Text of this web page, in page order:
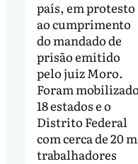
país, em protesto
ao cumprimento
do mandado de
prisão emitido
pelo juiz Moro.
Foram
18 estados e o
Distrito Federal
com cerca de 20
trabalhadores